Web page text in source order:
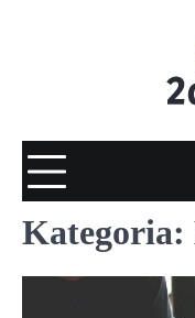
Kategoria: